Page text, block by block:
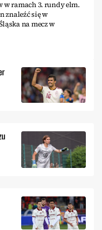
w ramach 3. rundy elm.
znaleźć się w
na mecz w